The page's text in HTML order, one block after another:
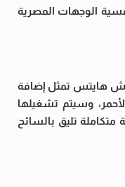
الوجهات المصرية
هايتس تمثل إضافة
وسيتم تشغيلها
متكاملة تليق بالسائح